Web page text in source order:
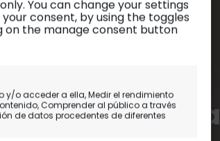
You can change your settings
consent, by using the toggles
on the manage consent button
o acceder a ella, Medir el rendimiento
Comprender al público a través
de datos procedentes de diferentesen Lima